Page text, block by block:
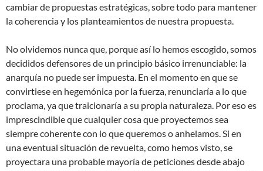
cambiar de propuestas estratégicas, sobre todo para mantener
la coherencia y los planteamientos de nuestra propuesta.
No olvidemos nunca que, porque así lo hemos escogido, somos
decididos defensores de un principio básico irrenunciable: la
anarquía no puede ser impuesta. En el momento en que se
convirtiese en hegemónica por la fuerza, renunciaría a lo que
proclama, ya que traicionaría a su propia naturaleza. Por eso es
imprescindible que cualquier cosa que proyectemos sea
siempre coherente con lo que queremos o anhelamos. Si en
una eventual situación de revuelta, como hemos visto, se
proyectara una probable mayoría de peticiones desde abajo